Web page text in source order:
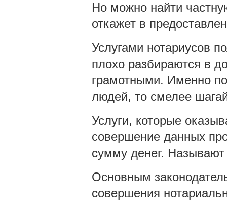
Но можно найти
откажет в
Услугами нотариусов
плохо разбираются в
грамотными. Именно
людей, то смелее
Услуги, которые
совершение данных
сумму денег.
Основным
совершения